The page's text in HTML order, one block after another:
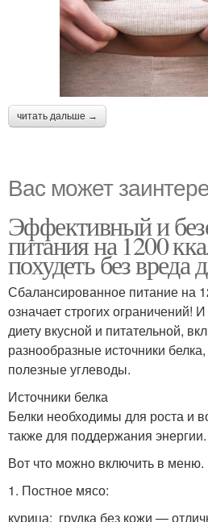
читать дальше →
Вас может
Эффективный и
питания на 1200
похудеть без вреда
Сбалансированное питание на
означает строгих ограничений!
диету вкусной и питательной,
разнообразные источники
полезные углеводы.
Источники белка
Белки необходимы для роста и
также для поддержания энергии.
Вот что можно включить в меню.
1. Постное мясо:
курица: грудка без кожи —